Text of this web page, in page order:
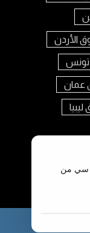
الأردن
عمان
من